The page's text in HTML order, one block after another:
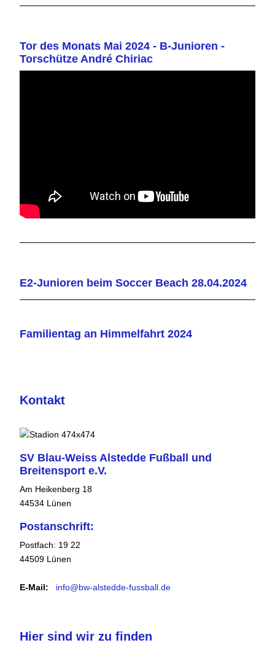
Tor des Monats Mai 2024 - B-Junioren -
Torschütze André Chiriac
E2-Junioren beim Soccer Beach 28.04.2024
Familientag an Himmelfahrt 2024
Kontakt
SV Blau-Weiss Alstedde Fußball und
Breitensport e.V.
Am Heikenberg 18
44534 Lünen
Postanschrift:
Postfach: 19 22
44509 Lünen
E-Mail: info@bw-alstedde-fussball.de
Hier sind wir zu finden